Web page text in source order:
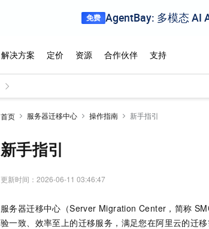
首页 服务器迁移中心 操作指南 新手指引
新手指引
更新时间： 2026-06-11 03:46:47
服务器迁移中心（Server Migration Center，简称
验一致、效率至上的迁移服务，满足您在阿里云的迁